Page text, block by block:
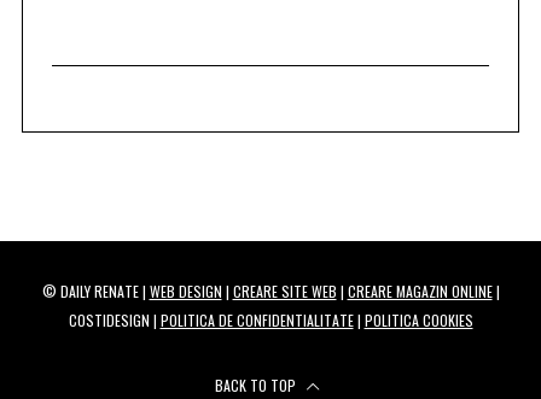
© DAILY RENATE | WEB DESIGN | CREARE SITE WEB | CREARE MAGAZIN ONLINE|
COSTIDESIGN | POLITICA DE CONFIDENTIALITATE| POLITICA COOKIES
BACK TO TOP